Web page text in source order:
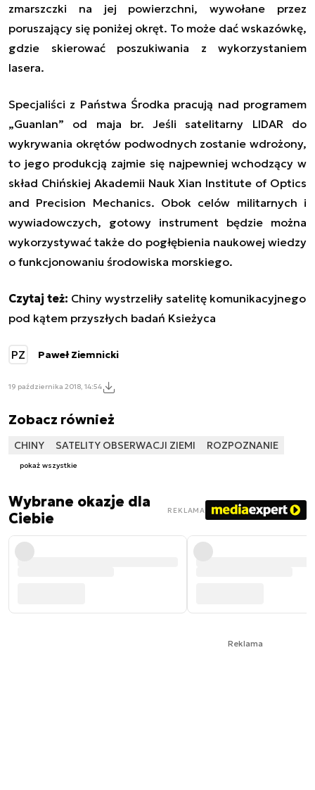
zmarszczki na jej powierzchni, wywołane przez
poruszający się poniżej okręt. To może dać wskazówkę,
gdzie skierować poszukiwania z wykorzystaniem
lasera.
Specjaliści z Państwa Środka pracują nad programem
„Guanlan” od maja br. Jeśli satelitarny LIDAR do
wykrywania okrętów podwodnych zostanie wdrożony,
to jego produkcją zajmie się najpewniej wchodzący w
skład Chińskiej Akademii Nauk Xian Institute of Optics
and Precision Mechanics. Obok celów militarnych i
wywiadowczych, gotowy instrument będzie można
wykorzystywać także do pogłębienia naukowej wiedzy
o funkcjonowaniu środowiska morskiego.
Czytaj też: Chiny wystrzeliły satelitę komunikacyjnego
pod kątem przyszłych badań Ksieżyca
PZ Paweł Ziemnicki
19 października 2018, 14:54
Zobacz również
CHINY SATELITY OBSERWACJI ZIEMI ROZPOZNANIE
pokaż wszystkie
Wybrane okazje dla
Ciebie
REKLAMA
Reklama